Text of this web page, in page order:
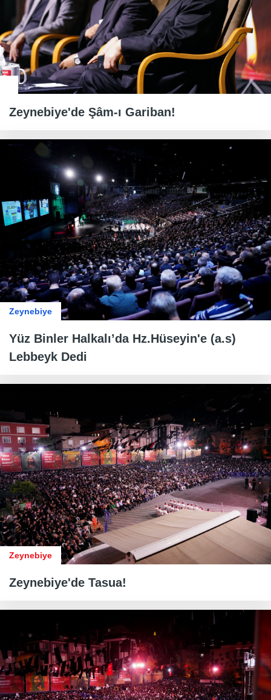
Zeynebiye'de Şâm-ı Gariban!
Zeynebiye
Yüz Binler Halkalı’da Hz.Hüseyin'e (a.s)
Lebbeyk Dedi
Zeynebiye
Zeynebiye'de Tasua!